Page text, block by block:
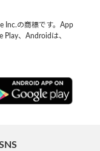
Inc.の商標です。App
Play、Androidは、